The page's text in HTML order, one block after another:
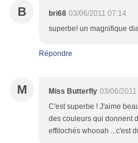
B bri68 03/06/2011 07:14
superbe! un magnifique
Répondre
M Miss Butterfly 03/06/
C'est superbe ! J'aime
des couleurs qui donnent
effilochés whooah ...c'est